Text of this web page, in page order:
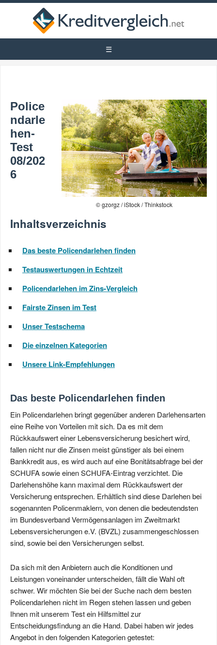
© gzorgz / iStock / Thinkstock
Police
ndarle
hen-
Test
08/202
6
Inhaltsverzeichnis
Das beste Policendarlehen finden
Testauswertungen in Echtzeit
Policendarlehen im Zins-Vergleich
Fairste Zinsen im Test
Unser Testschema
Die einzelnen Kategorien
Unsere Link-Empfehlungen
Das beste Policendarlehen finden
Ein Policendarlehen bringt gegenüber anderen Darlehensarten
eine Reihe von Vorteilen mit sich. Da es mit dem
Rückkaufswert einer Lebensversicherung besichert wird,
fallen nicht nur die Zinsen meist günstiger als bei einem
Bankkredit aus, es wird auch auf eine Bonitätsabfrage bei der
SCHUFA sowie einen SCHUFA-Eintrag verzichtet. Die
Darlehenshöhe kann maximal dem Rückkaufswert der
Versicherung entsprechen. Erhältlich sind diese Darlehen bei
sogenannten Policenmaklern, von denen die bedeutendsten
im Bundesverband Vermögensanlagen im Zweitmarkt
Lebensversicherungen e.V. (BVZL) zusammengeschlossen
sind, sowie bei den Versicherungen selbst.
Da sich mit den Anbietern auch die Konditionen und
Leistungen voneinander unterscheiden, fällt die Wahl oft
schwer. Wir möchten Sie bei der Suche nach dem besten
Policendarlehen nicht im Regen stehen lassen und geben
Ihnen mit unserem Test ein Hilfsmittel zur
Entscheidungsfindung an die Hand. Dabei haben wir jedes
Angebot in den folgenden Kategorien getestet: